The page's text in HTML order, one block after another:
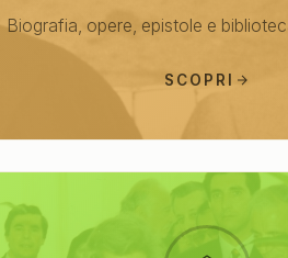
Biografia, opere, epistole e
SCOPRI